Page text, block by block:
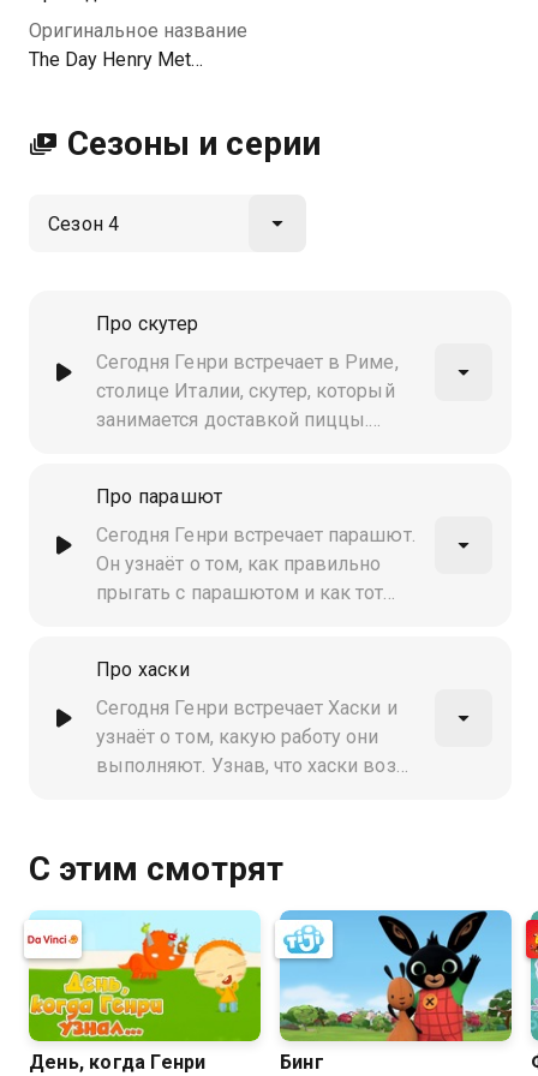
Оригинальное название
The Day Henry Met…
Сезоны и серии
Про скутер
Сегодня Генри встречает в Риме,
столице Италии, скутер, который
занимается доставкой пиццы.
становится доставщиком пиццы
Про парашют
Сегодня Генри встречает парашют.
Он узнаёт о том, как правильно
прыгать с парашютом и как тот
парашюту совершить роковой
супер-пуперский прыжок
Про хаски
Сегодня Генри встречает Хаски и
узнаёт о том, какую работу они
выполняют. Узнав, что хаски возят
Арктике
С этим смотрят
День, когда Генри
Бинг